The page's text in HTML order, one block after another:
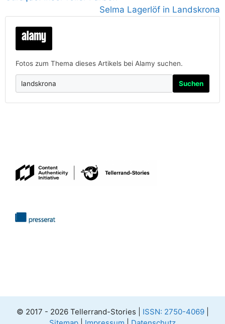
Selma Lagerlöf in Landskrona
Fotos zum Thema dieses Artikels bei Alamy suchen.
Suchen
© 2017 - 2026 Tellerrand-Stories | ISSN: 2750-4069|